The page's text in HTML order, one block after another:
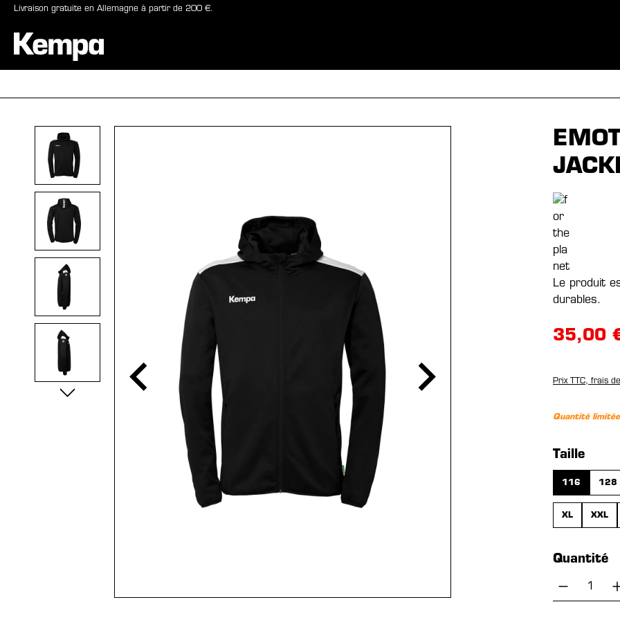
Passer à la navigation principale
Livraison gratuite en Allemagne à partir de 200 €.
Ignorer la galerie d'images
Le produit
durables.
35,00
Prix TTC, frais
Quantité limitée
Taille
116 128
XL XXL
Quantité